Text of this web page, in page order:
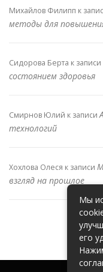
Михайлов Филипп к
методы для
Сидорова Берта к записи
состоянием здоровья
Смирнов Юлий к записи
технологий
Хохлова Олеся к записи
взгляд на прошлое
Мы
его